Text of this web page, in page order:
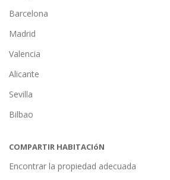
Barcelona
Madrid
Valencia
Alicante
Sevilla
Bilbao
COMPARTIR HABITACIóN
Encontrar la propiedad adecuada